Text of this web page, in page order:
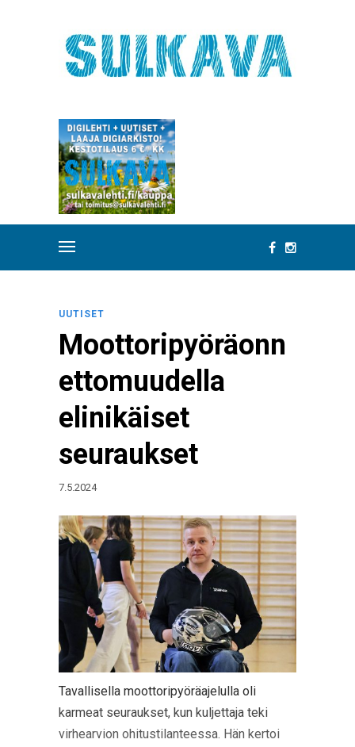
UUTISET
Moottoripyöräonn
ettomuudella
elinikäiset
seuraukset
7.5.2024
Tavallisella moottoripyöräajelulla oli
karmeat seuraukset, kun kuljettaja teki
virhearvion ohitustilanteessa. Hän kertoi